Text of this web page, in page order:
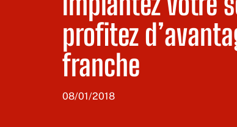
profitez
franche
08/01/2018